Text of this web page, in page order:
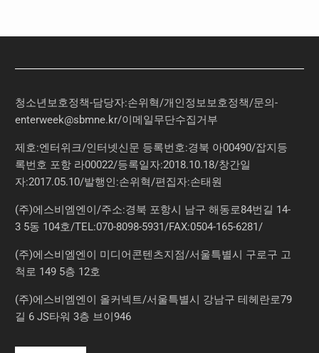
청소년보호정책-담당자:손위혁/개인정보보호정책/문의-
enterweek@sbmne.kr/이메일무단수집거부
제호:엔터위크/인터넷신문 등록번호:경북 아00490/잡지등
록번호 포항 라00022/등록일자:2018.10.18/창간일
자:2017.05.10/발행인:손위혁/편집자:손태원
(주)에스비엠엔이/주소:경북 포항시 남구 해동로84번길 14-
3 5동 104호/TEL:070-8098-5931/FAX:0504-165-6281/
(주)에스비엠엔이 미디어콘텐츠지점/서울특별시 구로구 고
척로 149 5층 12호
(주)에스비엠엔이 올커넥트/서울특별시 강남구 테헤란로79
길 6 JS타워 3층 브이946